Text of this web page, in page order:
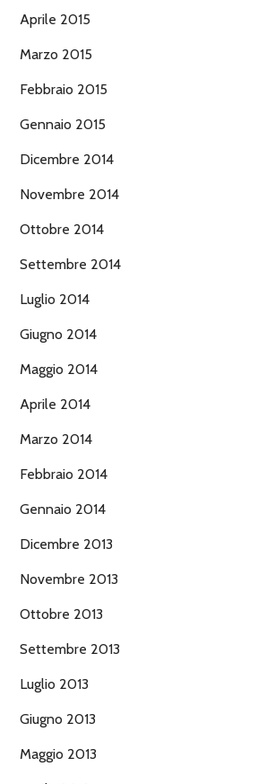
Aprile 2015
Marzo 2015
Febbraio 2015
Gennaio 2015
Dicembre 2014
Novembre 2014
Ottobre 2014
Settembre 2014
Luglio 2014
Giugno 2014
Maggio 2014
Aprile 2014
Marzo 2014
Febbraio 2014
Gennaio 2014
Dicembre 2013
Novembre 2013
Ottobre 2013
Settembre 2013
Luglio 2013
Giugno 2013
Maggio 2013